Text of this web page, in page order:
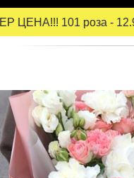
ЦЕНА!!! 101 роза -